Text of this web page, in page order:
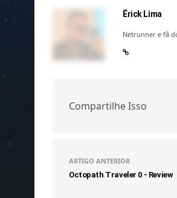
Érick Lima
Netrunner e fã
Compartilhe Isso
ARTIGO ANTERIOR
Octopath Traveler 0 - Review